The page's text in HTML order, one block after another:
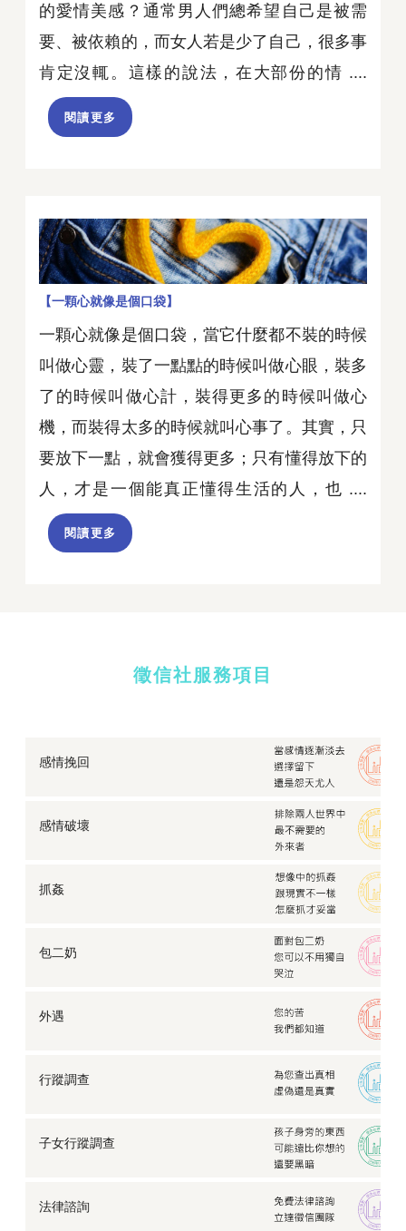
的愛情美感？通常男人們總希望自己是被需
要、被依賴的，而女人若是少了自己，很多事
肯定沒輒。這樣的說法，在大部份的情 ....
閱讀更多
【一顆心就像是個口袋】
一顆心就像是個口袋，當它什麼都不裝的時候
叫做心靈，裝了一點點的時候叫做心眼，裝多
了的時候叫做心計，裝得更多的時候叫做心
機，而裝得太多的時候就叫心事了。其實，只
要放下一點，就會獲得更多；只有懂得放下的
人，才是一個能真正懂得生活的人，也 ....
閱讀更多
徵信社服務項目
感情挽回
感情破壞
抓姦
包二奶
外遇
行蹤調查
子女行蹤調查
法律諮詢